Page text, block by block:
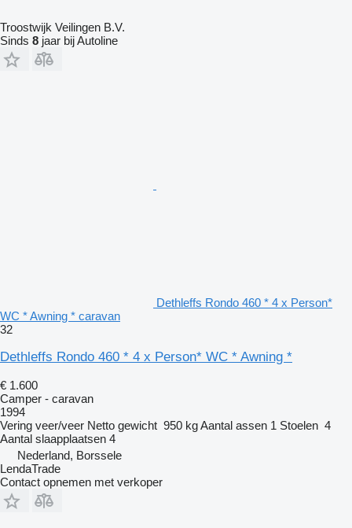
Troostwijk Veilingen B.V.
Sinds 8 jaar bij Autoline
Dethleffs Rondo 460 * 4 x Person*
WC * Awning * caravan
32
Dethleffs Rondo 460 * 4 x Person* WC * Awning *
€ 1.600
Camper - caravan
1994
Vering veer/veer Netto gewicht 950 kgAantal assen 1 Stoelen 4
Aantal slaapplaatsen 4
Nederland, Borssele
LendaTrade
Contact opnemen met verkoper